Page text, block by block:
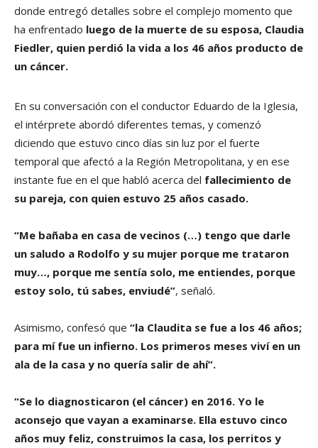
donde entregó detalles sobre el complejo momento que
ha enfrentado luego de la muerte de su esposa, Claudia
Fiedler, quien perdió la vida a los 46 años producto de
un cáncer.
En su conversación con el conductor Eduardo de la Iglesia,
el intérprete abordó diferentes temas, y comenzó
diciendo que estuvo cinco días sin luz por el fuerte
temporal que afectó a la Región Metropolitana, y en ese
instante fue en el que habló acerca del fallecimiento de
su pareja, con quien estuvo 25 años casado.
“Me bañaba en casa de vecinos (…) tengo que darle
un saludo a Rodolfo y su mujer porque me trataron
muy…, porque me sentía solo, me entiendes, porque
estoy solo, tú sabes, enviudé”, señaló.
Asimismo, confesó que “la Claudita se fue a los 46 años;
para mí fue un infierno. Los primeros meses viví en un
ala de la casa y no quería salir de ahí”.
“Se lo diagnosticaron (el cáncer) en 2016. Yo le
aconsejo que vayan a examinarse. Ella estuvo cinco
años muy feliz, construimos la casa, los perritos y